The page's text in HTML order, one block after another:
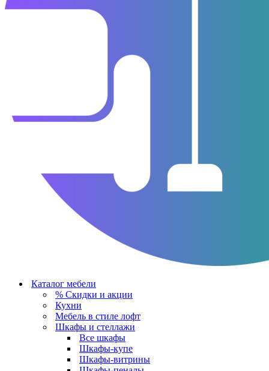
Каталог мебели
% Скидки и акции
Кухни
Мебель в стиле лофт
Шкафы и стеллажи
Все шкафы
Шкафы-купе
Шкафы-витрины